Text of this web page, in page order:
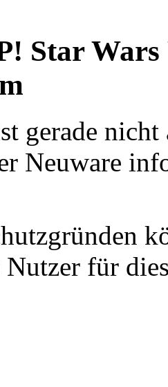
Star
gerade
Neuware
Nutzer für